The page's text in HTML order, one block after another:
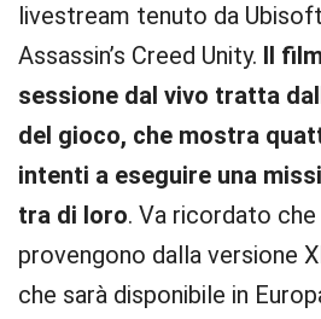
livestream tenuto da
Assassin’s Creed Unity. Il
sessione dal vivo tratta
del gioco, che mostra
intenti a eseguire una
tra di loro. Va ricordato
provengono dalla versione
che sarà disponibile in